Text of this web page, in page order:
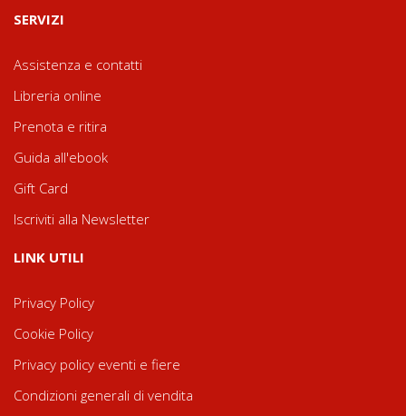
SERVIZI
Assistenza e contatti
Libreria online
Prenota e ritira
Guida all'ebook
Gift Card
Iscriviti alla Newsletter
LINK UTILI
Privacy Policy
Cookie Policy
Privacy policy eventi e fiere
Condizioni generali di vendita